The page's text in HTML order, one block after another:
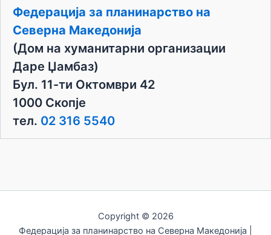
Федерација за планинарство на
Северна Македонија
(Дом на хуманитарни организации
Даре Џамбаз)
Бул. 11-ти Октомври 42
1000 Скопје
тел. 02 316 5540
Copyright © 2026
Федерација за планинарство на Северна Македонија |